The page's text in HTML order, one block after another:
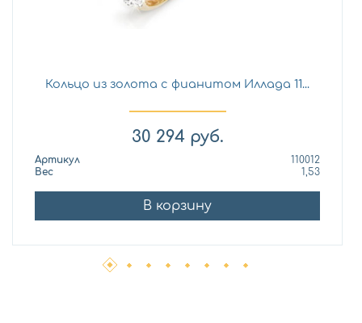
Кольцо из золота с фианитом Иллада 11...
30 294 руб.
Артикул
110012
Вес
1,53
В корзину